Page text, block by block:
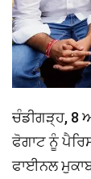
ਚੰਡੀਗੜ੍ਹ, 8
ਫੋਗਾਟ ਨੂੰ
ਫਾਈਨਲ